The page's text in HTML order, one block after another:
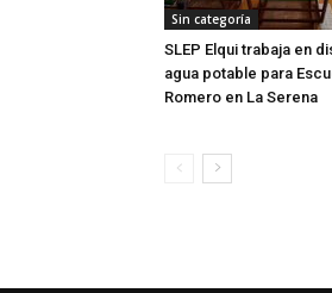
Sin categoría
SLEP Elqui trabaja en
agua potable para
Romero en La Serena